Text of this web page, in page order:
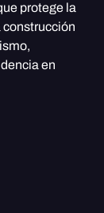
protege la
construcción
en